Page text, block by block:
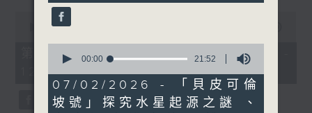
seconds
minutes,
seconds
00:00
第二部份 Part 2 (HKT 11:04 -
12:00)
seconds
21
minutes,
52
00:00 21:52
07/02/2026 - 「貝皮可倫
坡號」探究水星起源之謎 、